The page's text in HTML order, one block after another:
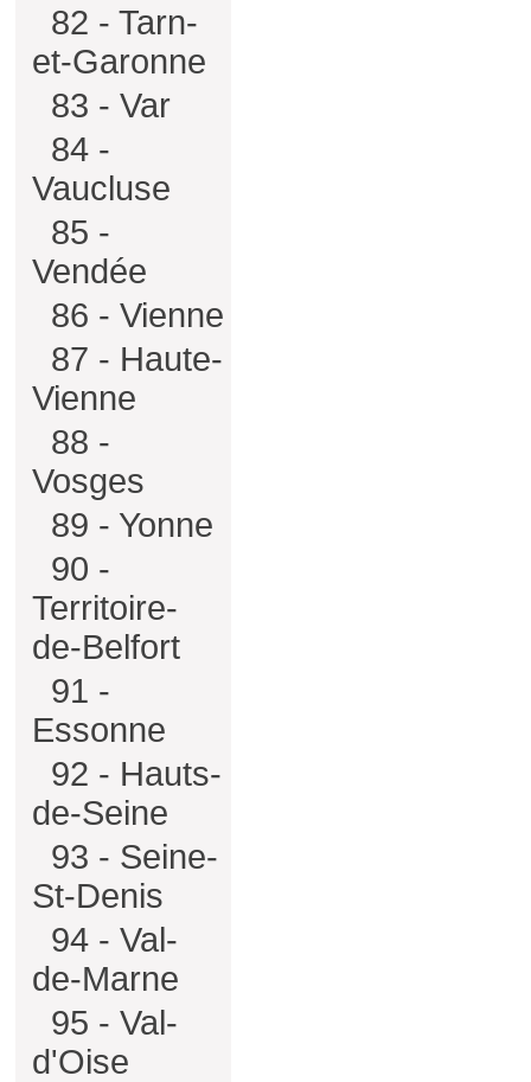
82 - Tarn-
et-Garonne
83 - Var
84 -
Vaucluse
85 -
Vendée
86 - Vienne
87 - Haute-
Vienne
88 -
Vosges
89 - Yonne
90 -
Territoire-
de-Belfort
91 -
Essonne
92 - Hauts-
de-Seine
93 - Seine-
St-Denis
94 - Val-
de-Marne
95 - Val-
d'Oise